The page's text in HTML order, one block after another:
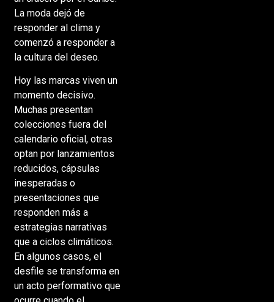
La moda dejó de
responder al clima y
comenzó a responder a
la cultura del deseo.
Hoy las marcas viven un
momento decisivo.
Muchas presentan
colecciones fuera del
calendario oficial, otras
optan por lanzamientos
reducidos, cápsulas
inesperadas o
presentaciones que
responden más a
estrategias narrativas
que a ciclos climáticos.
En algunos casos, el
desfile se transforma en
un acto performativo que